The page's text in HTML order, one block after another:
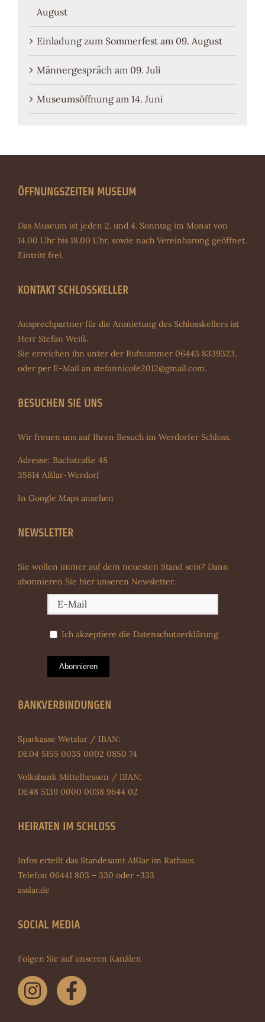
August
Einladung zum Sommerfest am 09. August
Männergespräch am 09. Juli
Museumsöffnung am 14. Juni
ÖFFNUNGSZEITEN MUSEUM
Das Museum ist jeden 2. und 4. Sonntag im Monat von
14.00 Uhr bis 18.00 Uhr, sowie nach Vereinbarung geöffnet.
Eintritt frei.
KONTAKT SCHLOSSKELLER
Ansprechpartner für die Anmietung des Schlosskellers ist
Herr Stefan Weiß.
Sie erreichen ihn unter der Rufnummer 06443 8339323,
oder per E-Mail an stefannicole2012@gmail.com.
BESUCHEN SIE UNS
Wir freuen uns auf Ihren Besuch im Werdorfer Schloss.
Adresse: Bachstraße 48
35614 Aßlar-Werdorf
In Google Maps ansehen
NEWSLETTER
Sie wollen immer auf dem neuesten Stand sein? Dann
abonnieren Sie hier unseren Newsletter.
Ich akzeptiere die Datenschutzerklärung
Abonnieren
BANKVERBINDUNGEN
Sparkasse Wetzlar / IBAN:
DE04 5155 0035 0002 0850 74
Volksbank Mittelhessen / IBAN:
DE48 5139 0000 0038 9644 02
HEIRATEN IM SCHLOSS
Infos erteilt das Standesamt Aßlar im Rathaus.
Telefon 06441 803 – 330 oder -333
asslar.de
SOCIAL MEDIA
Folgen Sie auf unseren Kanälen